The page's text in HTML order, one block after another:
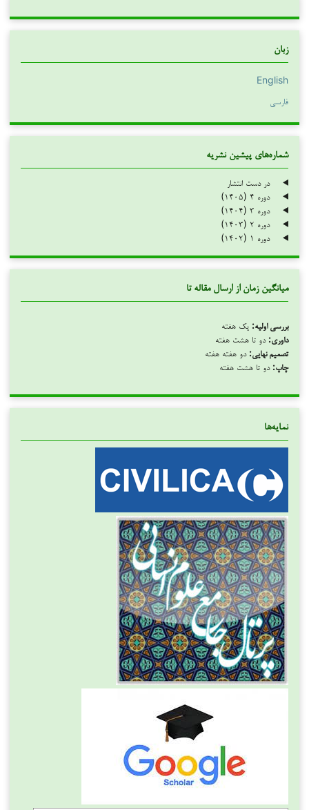
زبان
English
فارسی
شماره‌های پیشین نشریه
در دست انتشار
دوره ۴ (۱۴۰۵)
دوره ۳ (۱۴۰۴)
دوره ۲ (۱۴۰۳)
دوره ۱ (۱۴۰۲)
میانگین زمان از ارسال مقاله تا
بررسی اولیه: یک هفته
داوری: دو تا هشت هفته
تصمیم نهایی: دو هفته هفته
چاپ: دو تا هشت هفته
نمایه‌ها